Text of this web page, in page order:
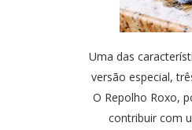
Uma das
versão especial,
O Repolho Roxo,
contribuir com